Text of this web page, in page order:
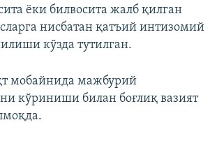
ёки билвосита жалб қилган
нисбатан қатъий интизомий
кўзда тутилган.
мобайнида мажбурий
кўриниши билан боғлиқ вазият